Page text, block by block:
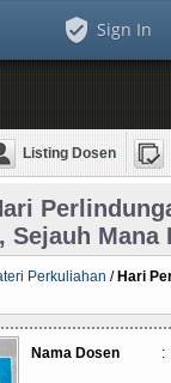
Sign In
Listing Dosen
Sejauh
Perkuliahan / Hari
Nama Dosen :